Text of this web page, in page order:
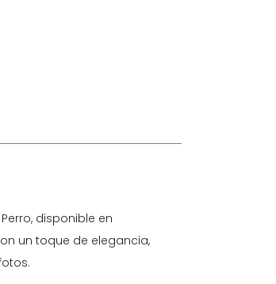
disponible en
un toque de elegancia,